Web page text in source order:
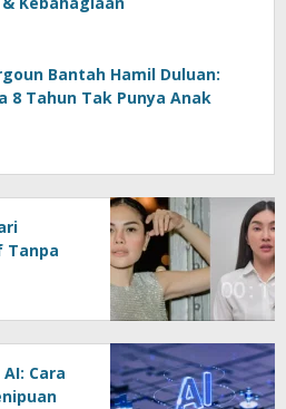
Bantah Hamil Duluan:
8 Tahun Tak Punya Anak
Tanpa
Cara